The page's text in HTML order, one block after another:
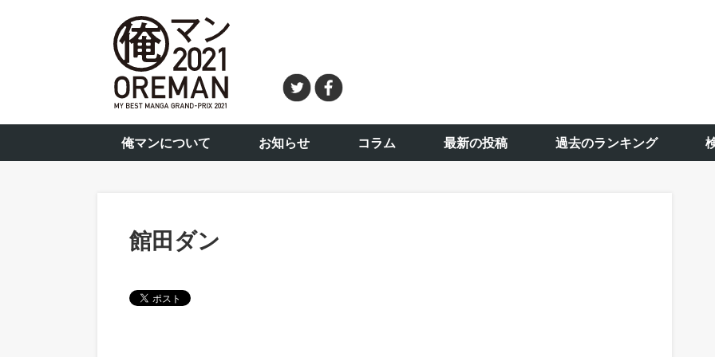
俺マンについて お知らせ コラム 最新の投稿 過去のランキング
館田ダン